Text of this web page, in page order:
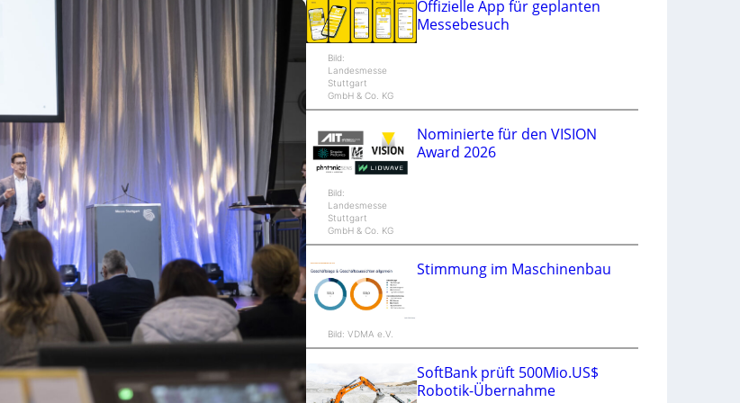
n
d
p
r
Bild:
Landesmesse
Stuttgart
GmbH & Co. KG
Offizielle App für geplanten
Messebesuch
Bild:
Landesmesse
Stuttgart
GmbH & Co. KG
Nominierte für den VISION
Award 2026
Bild: VDMA e.V.
Stimmung im Maschinenbau
SoftBank prüft 500Mio.US$
Robotik-Übernahme